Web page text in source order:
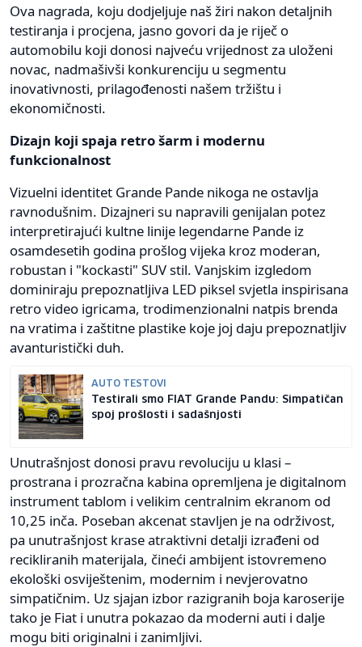
Ova nagrada, koju dodjeljuje naš žiri nakon detaljnih
testiranja i procjena, jasno govori da je riječ o
automobilu koji donosi najveću vrijednost za uloženi
novac, nadmašivši konkurenciju u segmentu
inovativnosti, prilagođenosti našem tržištu i
ekonomičnosti.
Dizajn koji spaja retro šarm i modernu
funkcionalnost
Vizuelni identitet Grande Pande nikoga ne ostavlja
ravnodušnim. Dizajneri su napravili genijalan potez
interpretirajući kultne linije legendarne Pande iz
osamdesetih godina prošlog vijeka kroz moderan,
robustan i "kockasti" SUV stil. Vanjskim izgledom
dominiraju prepoznatljiva LED piksel svjetla inspirisana
retro video igricama, trodimenzionalni natpis brenda
na vratima i zaštitne plastike koje joj daju prepoznatljiv
avanturistički duh.
AUTO TESTOVI
Testirali smo FIAT Grande Pandu: Simpatičan
spoj prošlosti i sadašnjosti
Unutrašnjost donosi pravu revoluciju u klasi –
prostrana i prozračna kabina opremljena je digitalnom
instrument tablom i velikim centralnim ekranom od
10,25 inča. Poseban akcenat stavljen je na održivost,
pa unutrašnjost krase atraktivni detalji izrađeni od
recikliranih materijala, čineći ambijent istovremeno
ekološki osviještenim, modernim i nevjerovatno
simpatičnim. Uz sjajan izbor razigranih boja karoserije
tako je Fiat i unutra pokazao da moderni auti i dalje
mogu biti originalni i zanimljivi.